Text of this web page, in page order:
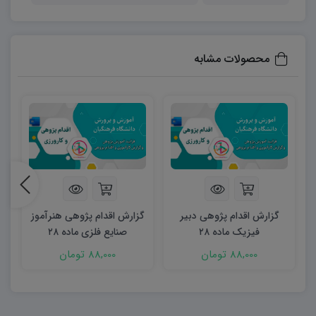
فصل اول: شناسایی و تحلیل موقعیت آموزشی
موقعیت‌های آموزشی واقعی در کلاس یا مدرسه را شناسایی
توضیح داده شده‌اند تا معلمان بتوانند چالش‌های دانش‌آموزان
را به دقت ثبت و تحلیل کنند. این دسته‌بندی کمک می‌کند تا
مشکلات آموزشی نه فقط سطحی دیده شوند، بلکه ریشه‌ای
بررسی و دلایل اصلی آن‌ها شناسایی شود.
فصل دوم: طراحی راهکارها و ایده‌ها
دانشجویان و فرهنگیان با استفاده از این فصل می‌آموزند که
چگونه راهکارهای عملی و علمی برای حل مشکلات آموزشی
محصولات مشابه
گزارش اقدام پژوهی دبیر
فیزیک ماده ۲۸
88,000 تومان
گزارش اقدام پژوهی هنرآموز
صنایع فلزی ماده ۲۸
88,000 تومان